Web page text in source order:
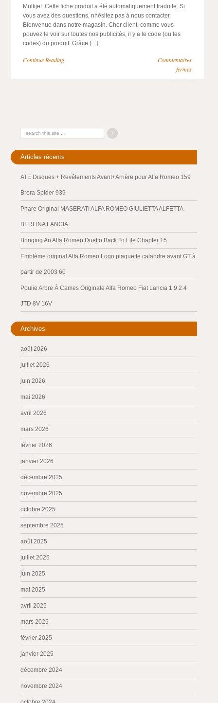
Multijet. Cette fiche produit a été automatiquement traduite. Si
vous avez des questions, nhésitez pas à nous contacter.
Bienvenue dans notre magasin. Cher client, comme vous
pouvez le voir sur toutes nos publicités, il y a le code (ou les
codes) du produit. Grâce […]
Continue Reading
Commentaires
fermés
Articles récents
ATE Disques + Revêtements Avant+Arrière pour Alfa Romeo 159
Brera Spider 939
Phare Original MASERATI ALFA ROMEO GIULIETTA ALFETTA
BERLINA LANCIA
Bringing An Alfa Romeo Duetto Back To Life Chapter 15
Emblème original Alfa Romeo Logo plaquette calandre avant GT à
partir de 2003 60
Poulie Arbre À Cames Originale Alfa Romeo Fiat Lancia 1.9 2.4
JTD 8V 16V
Archives
août 2026
juillet 2026
juin 2026
mai 2026
avril 2026
mars 2026
février 2026
janvier 2026
décembre 2025
novembre 2025
octobre 2025
septembre 2025
août 2025
juillet 2025
juin 2025
mai 2025
avril 2025
mars 2025
février 2025
janvier 2025
décembre 2024
novembre 2024